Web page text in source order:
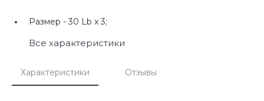
Размер - 30 Lb x 3;
Все характеристики
Характеристики Отзывы